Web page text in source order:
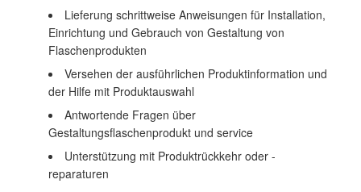
Lieferung schrittweise Anweisungen für Installation,
Einrichtung und Gebrauch von Gestaltung von
Flaschenprodukten
Versehen der ausführlichen Produktinformation und
der Hilfe mit Produktauswahl
Antwortende Fragen über
Gestaltungsflaschenprodukt und service
Unterstützung mit Produktrückkehr oder -
reparaturen